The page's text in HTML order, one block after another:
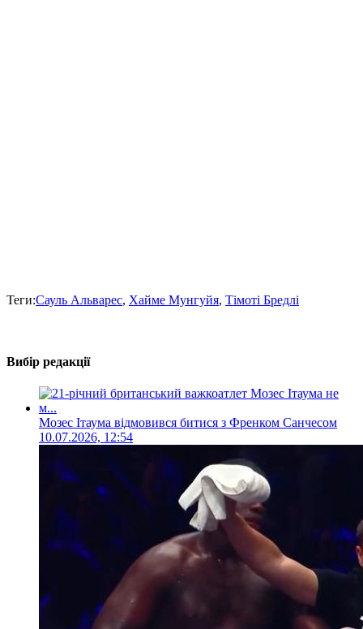
Теги:Сауль Альварес, Хайме Мунгуйя, Тімоті Бредлі
Вибір редакції
Мозес Ітаума відмовився битися з Френком Санчесом
10.07.2026, 12:54